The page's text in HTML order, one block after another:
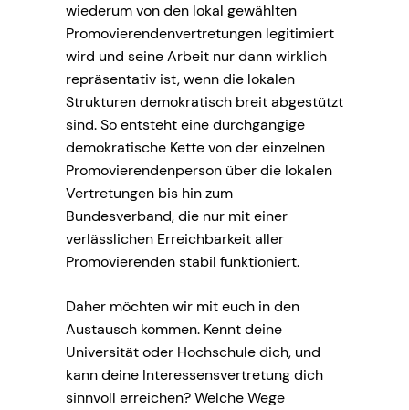
wiederum von den lokal gewählten
Promovierendenvertretungen legitimiert
wird und seine Arbeit nur dann wirklich
repräsentativ ist, wenn die lokalen
Strukturen demokratisch breit abgestützt
sind. So entsteht eine durchgängige
demokratische Kette von der einzelnen
Promovierendenperson über die lokalen
Vertretungen bis hin zum
Bundesverband, die nur mit einer
verlässlichen Erreichbarkeit aller
Promovierenden stabil funktioniert.
Daher möchten wir mit euch in den
Austausch kommen. Kennt deine
Universität oder Hochschule dich, und
kann deine Interessensvertretung dich
sinnvoll erreichen? Welche Wege